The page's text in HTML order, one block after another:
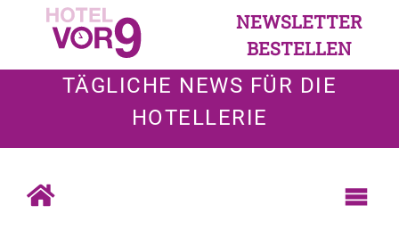
NEWSLETTER
BESTELLEN
TÄGLICHE NEWS FÜR DIE
HOTELLERIE